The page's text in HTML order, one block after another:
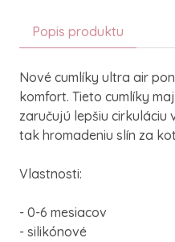
Popis produktu
Nové cumlíky ultra air
komfort. Tieto cumlíky
zaručujú lepšiu cirkuláciu
tak hromadeniu slín za
Vlastnosti:
- 0-6 mesiacov
- silikónové